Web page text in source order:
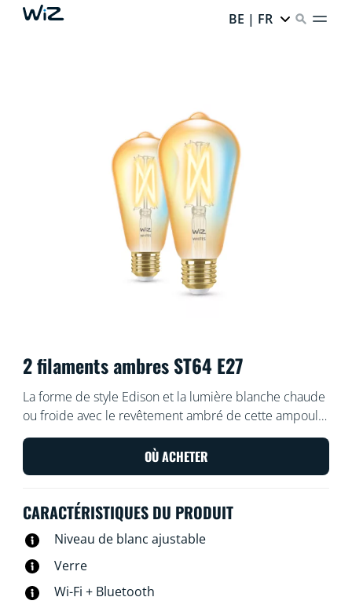
BE | FR
2 filaments ambres ST64 E27
La forme de style Edison et la lumière blanche chaude
ou froide avec le revêtement ambré de cette ampoule
WiZ intelligente à filament apportent à n'importe
quelle pièce un look vintage. Utilisez l'application WiZ
ou votre voix pour varier l'intensité lumineuse ou
configurations Wi-Fi.
OÙ ACHETER
CARACTÉRISTIQUES DU PRODUIT
Niveau de blanc ajustable
Verre
Wi-Fi + Bluetooth